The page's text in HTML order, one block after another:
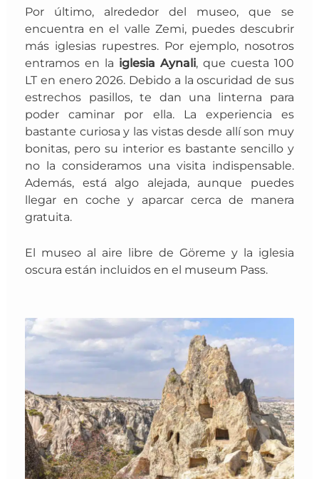
Por último, alrededor del museo, que se
encuentra en el valle Zemi, puedes descubrir
más iglesias rupestres. Por ejemplo, nosotros
entramos en la iglesia Aynali, que cuesta 100
LT en enero 2026. Debido a la oscuridad de sus
estrechos pasillos, te dan una linterna para
poder caminar por ella. La experiencia es
bastante curiosa y las vistas desde allí son muy
bonitas, pero su interior es bastante sencillo y
no la consideramos una visita indispensable.
Además, está algo alejada, aunque puedes
llegar en coche y aparcar cerca de manera
gratuita.
El museo al aire libre de Göreme y la iglesia
oscura están incluidos en el museum Pass.